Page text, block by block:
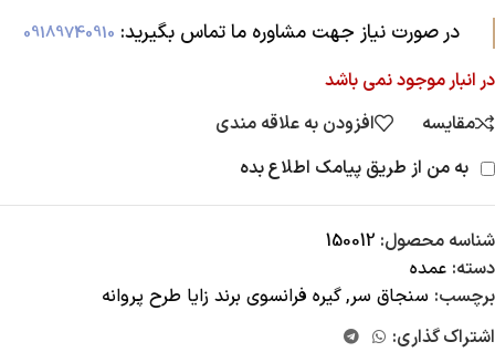
در صورت نیاز جهت مشاوره ما تماس بگیرید:‌ 09189740910
در انبار موجود نمی باشد
مقایسه
افزودن به علاقه مندی
به من از طریق پیامک اطلاع بده
شناسه محصول: 150012
دسته: عمده
برچسب: سنجاق سر,گیره فرانسوی برند زایا طرح پروانه
اشتراک گذاری: